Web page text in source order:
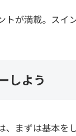
トが満載。スイ
しよう
、まずは基本を